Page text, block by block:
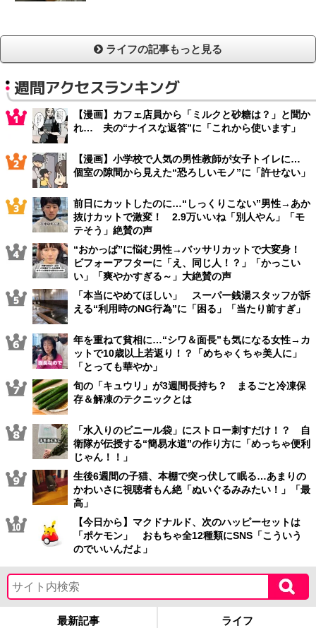
ライフの記事もっと見る
週間アクセスランキング
【漫画】カフェ店員から「ミルクと砂糖は？」と聞か
れ… 夫の“ナイスな返答”に「これから使います」
【漫画】小学校で人気の男性教師が女子トイレに…
個室の隙間から見えた“恐ろしいモノ”に「許せない」
前日にカットしたのに…“しっくりこない”男性→あか
抜けカットで激変！ 2.9万いいね「別人やん」「モ
テそう」絶賛の声
“おかっぱ”に悩む男性→バッサリカットで大変身！
ビフォーアフターに「え、同じ人！？」「かっこい
い」「爽やかすぎる～」大絶賛の声
「本当にやめてほしい」 スーパー銭湯スタッフが訴
える“利用時のNG行為”に「困る」「当たり前すぎ」
年を重ねて貧相に…“シワ＆面長”も気になる女性→カ
ットで10歳以上若返り！？「めちゃくちゃ美人に」
「とっても華やか」
旬の「キュウリ」が3週間長持ち？ まるごと冷凍保
存＆解凍のテクニックとは
「水入りのビニール袋」にストロー刺すだけ！？ 自
衛隊が伝授する“簡易水道”の作り方に「めっちゃ便利
じゃん！！」
生後6週間の子猫、本棚で突っ伏して眠る…あまりの
かわいさに視聴者もん絶「ぬいぐるみみたい！」「最
高」
【今日から】マクドナルド、次のハッピーセットは
「ポケモン」 おもちゃ全12種類にSNS「こういう
のでいいんだよ」
最新記事 ライフ